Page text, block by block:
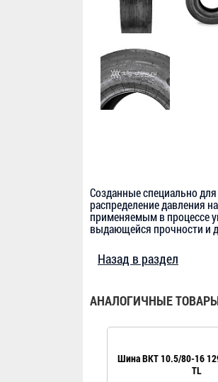
Созданные специально
распределение давления
применяемым в процессе
выдающейся прочности и
Назад в раздел
АНАЛОГИЧНЫЕ
Шина BKT 10.5/80-16
TL